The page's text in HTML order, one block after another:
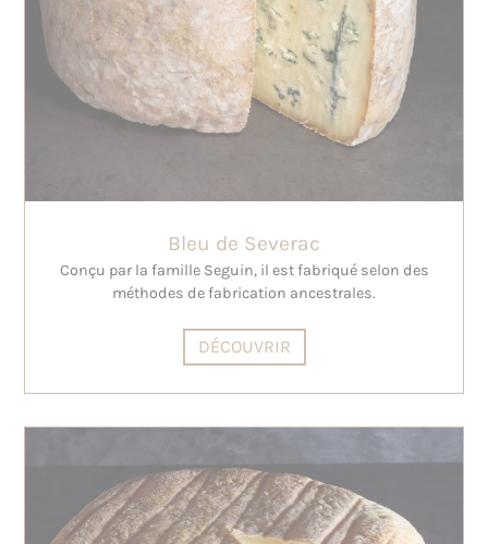
Bleu de Severac
Conçu par la famille Seguin, il est fabriqué selon des
méthodes de fabrication ancestrales.
DÉCOUVRIR